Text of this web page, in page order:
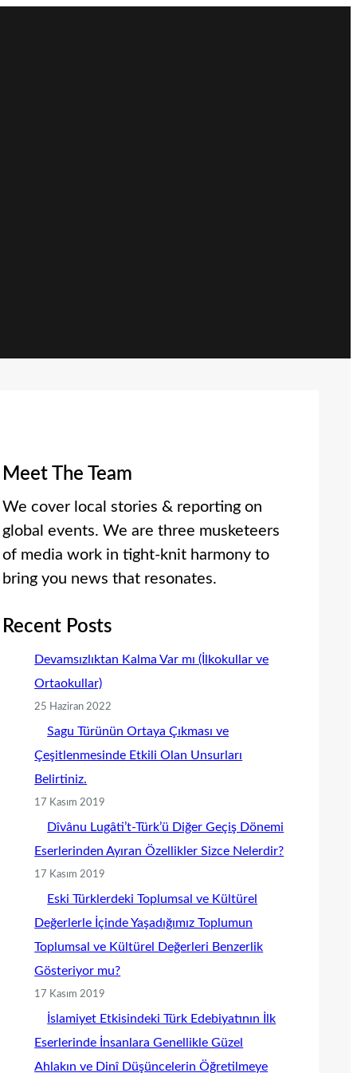
Meet The Team
We cover local stories & reporting on
global events. We are three musketeers
of media work in tight-knit harmony to
bring you news that resonates.
Recent Posts
Devamsızlıktan Kalma Var mı (İlkokullar ve
Ortaokullar)
25 Haziran 2022
Sagu Türünün Ortaya Çıkması ve
Çeşitlenmesinde Etkili Olan Unsurları
Belirtiniz.
17 Kasım 2019
Dîvânu Lugâti’t-Türk’ü Diğer Geçiş Dönemi
Eserlerinden Ayıran Özellikler Sizce Nelerdir?
17 Kasım 2019
Eski Türklerdeki Toplumsal ve Kültürel
Değerlerle İçinde Yaşadığımız Toplumun
Toplumsal ve Kültürel Değerleri Benzerlik
Gösteriyor mu?
17 Kasım 2019
İslamiyet Etkisindeki Türk Edebiyatının İlk
Eserlerinde İnsanlara Genellikle Güzel
Ahlakın ve Dinî Düşüncelerin Öğretilmeye